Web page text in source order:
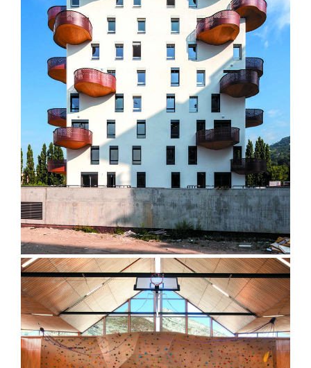
Logements Quai de la Graille –
Grenoble
Complexe Sportif – Veynes